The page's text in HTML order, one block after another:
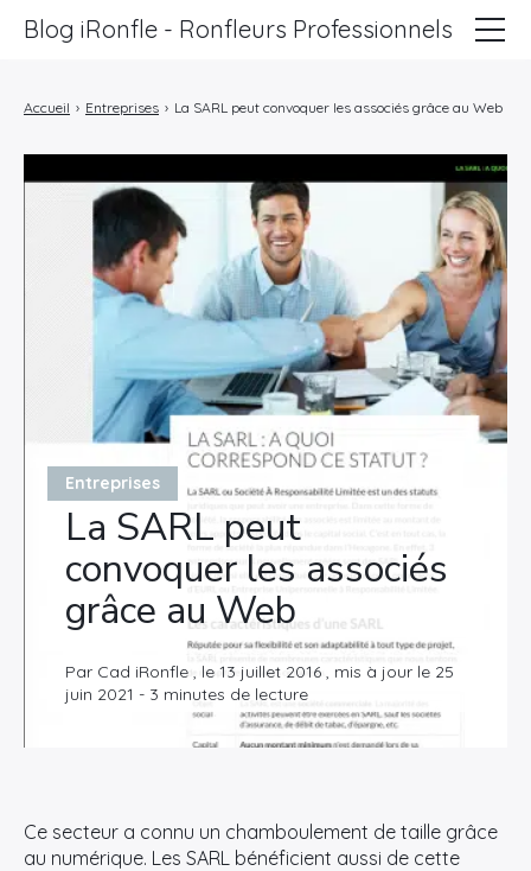
Entreprises
La SARL peut
convoquer les associés
grâce au Web
Par Cad iRonfle , le 13 juillet 2016 , mis à jour le 25
juin 2021 - 3 minutes de lecture
Accueil › Entreprises › La SARL peut convoquer les associés grâce au Web
Ce secteur a connu un chamboulement de taille grâce
au numérique. Les SARL bénéficient aussi de cette
Blog iRonfle - Ronfleurs Professionnels
Informatique
Marketing